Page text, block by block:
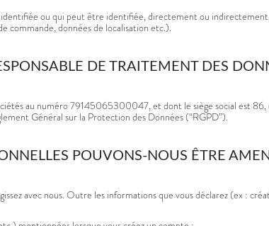
ou qui peut être identifiée, directement ou
commande, données de localisation etc.).
DE TRAITEMENT DES
au numéro 79145065300047, et dont le siège social est
Général sur la Protection des Données (“RGPD”).
POUVONS-NOUS ÊTRE
avec nous. Outre les informations que vous déclarez (ex :